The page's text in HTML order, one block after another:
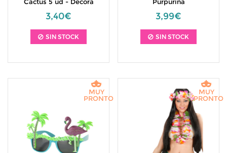
3,40€
SIN STOCK
3,99€
SIN STOCK
MUY
PRONTO
MUY
PRONTO